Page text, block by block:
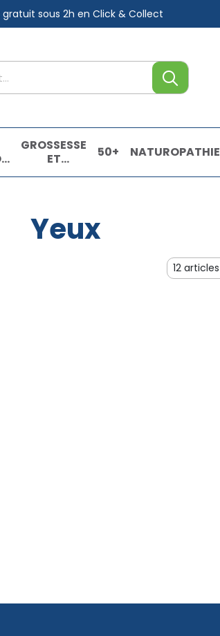
gratuit sous 2h en Click & Collect
GROSSESSE
ET
ENFANTS
50+ NATUROPATHIE
Yeux